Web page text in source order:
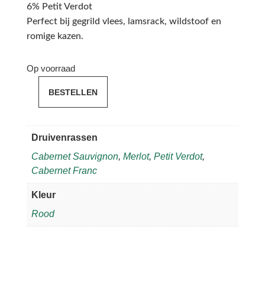
6% Petit Verdot
Perfect bij gegrild vlees, lamsrack, wildstoof en
romige kazen.
Op voorraad
Tertre
2021
aantal
BESTELLEN
Druivenrassen
Cabernet Sauvignon, Merlot, Petit Verdot,
Cabernet Franc
Kleur
Rood